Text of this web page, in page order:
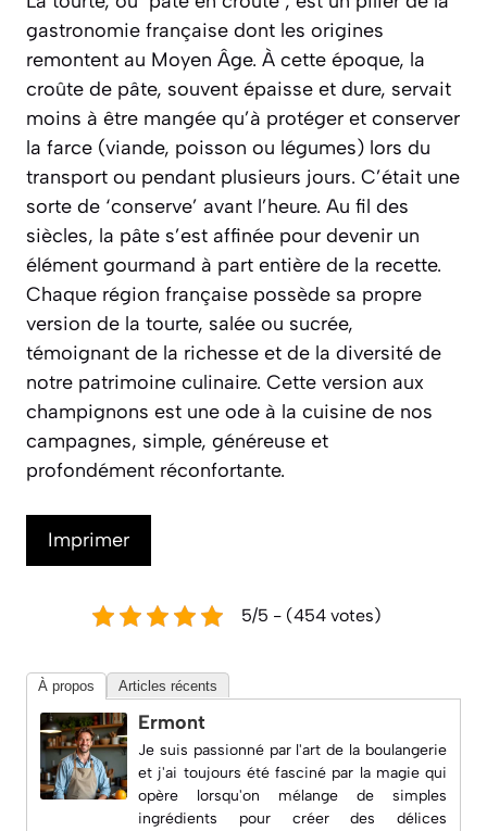
gastronomie française dont les origines
remontent au Moyen Âge. À cette époque, la
croûte de pâte, souvent épaisse et dure, servait
moins à être mangée qu’à protéger et conserver
la farce (viande, poisson ou légumes) lors du
transport ou pendant plusieurs jours. C’était une
sorte de ‘conserve’ avant l’heure. Au fil des
siècles, la pâte s’est affinée pour devenir un
élément gourmand à part entière de la recette.
Chaque région française possède sa propre
version de la tourte, salée ou sucrée,
témoignant de la richesse et de la diversité de
notre patrimoine culinaire. Cette version aux
champignons est une ode à la cuisine de nos
campagnes, simple, généreuse et
profondément réconfortante.
Imprimer
5/5 - (454 votes)
À propos Articles récents
Ermont
Je suis passionné par l'art de la boulangerie
et j'ai toujours été fasciné par la magie qui
opère lorsqu'on mélange de simples
ingrédients pour créer des délices